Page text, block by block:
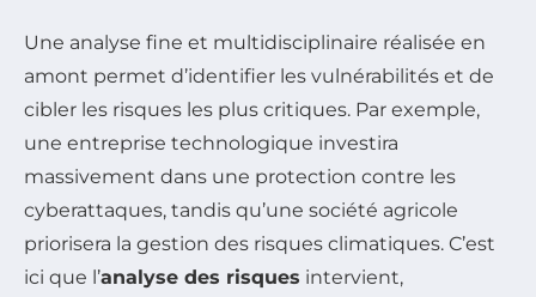
Une analyse fine et multidisciplinaire réalisée en
amont permet d’identifier les vulnérabilités et de
cibler les risques les plus critiques. Par exemple,
une entreprise technologique investira
massivement dans une protection contre les
cyberattaques, tandis qu’une société agricole
priorisera la gestion des risques climatiques. C’est
ici que l’analyse des risques intervient,